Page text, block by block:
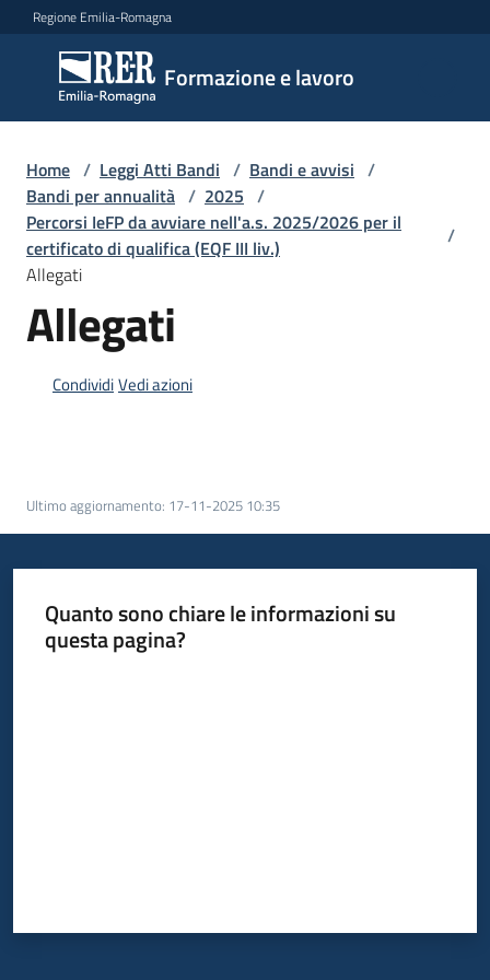
Vai al contenuto
Vai alla navigazione
Vai al footer
Regione Emilia-Romagna
Formazione e lavoro
Formazione
e lavoro
Argomenti
Novità
Bandi
Programmi
Progetti
Home / Leggi Atti Bandi / Bandi e avvisi /
Bandi per annualità / 2025 /
Percorsi IeFP da avviare nell'a.s. 2025/2026 per il
certificato di qualifica (EQF III liv.)
/
Allegati
Allegati
CondividiVedi azioni
Ultimo aggiornamento: 17-11-2025 10:35
Quanto sono chiare le informazioni su
questa pagina?